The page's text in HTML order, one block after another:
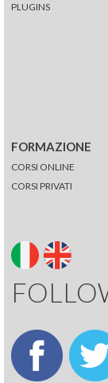
PLUGINS
FORMAZIONE
CORSI ONLINE
CORSI PRIVATI